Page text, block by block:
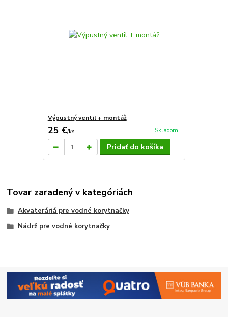
Výpustný ventil + montáž
25 €/ks Skladom
Pridať do košíka
Tovar zaradený v kategóriách
Akvateráriá pre vodné korytnačky
Nádrž pre vodné korytnačky